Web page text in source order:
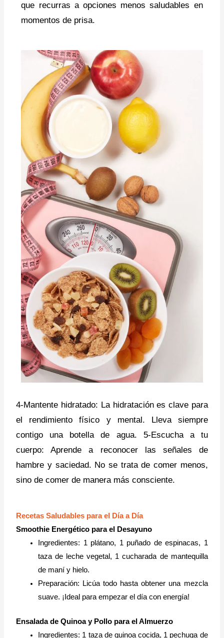
que recurras a opciones menos saludables en
momentos de prisa.
4-Mantente hidratado: La hidratación es clave para
el rendimiento físico y mental. Lleva siempre
contigo una botella de agua. 5-Escucha a tu
cuerpo: Aprende a reconocer las señales de
hambre y saciedad. No se trata de comer menos,
sino de comer de manera más consciente.
Recetas Saludables para el Día a Día
Smoothie Energético para el Desayuno
Ingredientes: 1 plátano, 1 puñado de espinacas, 1
taza de leche vegetal, 1 cucharada de mantequilla
de maní y hielo.
Preparación: Licúa todo hasta obtener una mezcla
suave. ¡Ideal para empezar el día con energía!
Ensalada de Quinoa y Pollo para el Almuerzo
Ingredientes: 1 taza de quinoa cocida, 1 pechuga de